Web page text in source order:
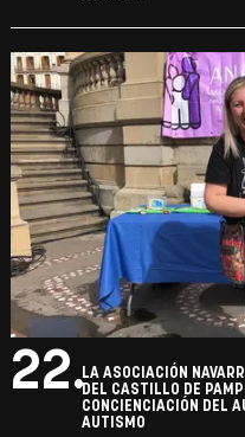
22.LA ASOCIACIÓN
DEL CASTILLO DE
CONCIENCIACIÓN DEL
AUTISMO